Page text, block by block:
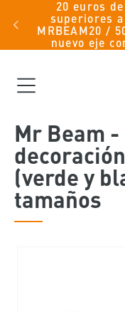
directamente
al contenido
-
20 euros
superiores
MRBEAM20 /
nuevo eje
Mr Beam
(verde y
tamaños